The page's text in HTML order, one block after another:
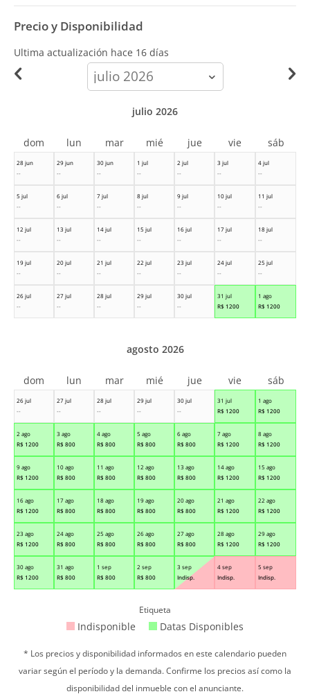
Precio y Disponibilidad
Ultima actualización hace 16 días
calendar-
month
28 jun
--
29 jun
--
30 jun
--
1 jul
--
2 jul
--
3 jul
--
4 jul
--
5 jul
--
6 jul
--
7 jul
--
8 jul
--
9 jul
--
10 jul
--
11 jul
--
12 jul
--
13 jul
--
14 jul
--
15 jul
--
16 jul
--
17 jul
--
18 jul
--
19 jul
--
20 jul
--
21 jul
--
22 jul
--
23 jul
--
24 jul
--
25 jul
--
26 jul
--
27 jul
--
28 jul
--
29 jul
--
30 jul
--
31 jul
R$ 1200
1 ago
R$ 1200
julio 2026
dom lun mar mié jue vie sáb
26 jul
--
27 jul
--
28 jul
--
29 jul
--
30 jul
--
31 jul
R$ 1200
1 ago
R$ 1200
2 ago
R$ 1200
3 ago
R$ 800
4 ago
R$ 800
5 ago
R$ 800
6 ago
R$ 800
7 ago
R$ 1200
8 ago
R$ 1200
9 ago
R$ 1200
10 ago
R$ 800
11 ago
R$ 800
12 ago
R$ 800
13 ago
R$ 800
14 ago
R$ 1200
15 ago
R$ 1200
16 ago
R$ 1200
17 ago
R$ 800
18 ago
R$ 800
19 ago
R$ 800
20 ago
R$ 800
21 ago
R$ 1200
22 ago
R$ 1200
23 ago
R$ 1200
24 ago
R$ 800
25 ago
R$ 800
26 ago
R$ 800
27 ago
R$ 800
28 ago
R$ 1200
29 ago
R$ 1200
30 ago
R$ 1200
31 ago
R$ 800
1 sep
R$ 800
2 sep
R$ 800
3 sep
Indisp.
4 sep
Indisp.
5 sep
Indisp.
agosto 2026
dom lun mar mié jue vie sáb
Etiqueta
Indisponible Datas Disponibles
* Los precios y disponibilidad informados en este calendario pueden
variar según el período y la demanda. Confirme los precios así como la
disponibilidad del inmueble con el anunciante.